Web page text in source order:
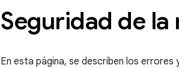
Seguridad de la
En esta página, se describen los errores